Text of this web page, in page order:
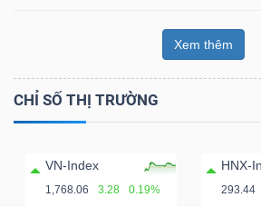
Xem thêm
CHỈ SỐ THỊ TRƯỜNG
VN-Index
1,768.06 3.28 0.19%
HNX-
293.44
tích
(-)
Thuật
ngữ